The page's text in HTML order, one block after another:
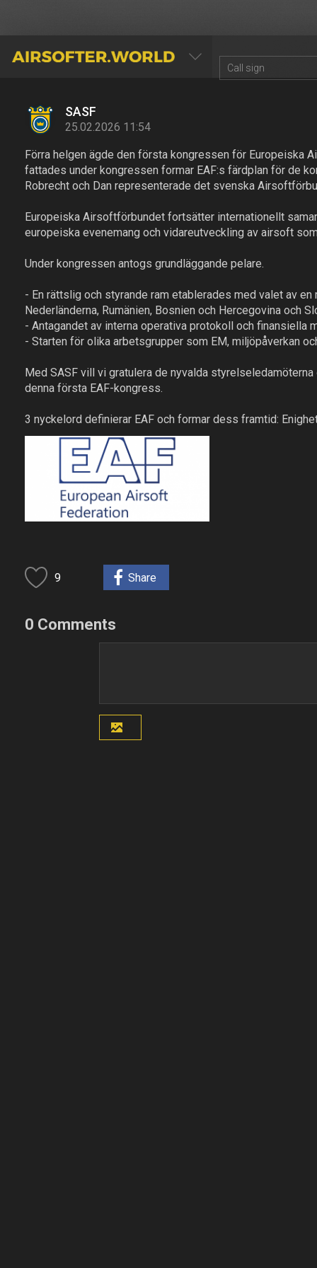
AIRSOFTER.WORLD
SASF
25.02.2026 11:54
Förra helgen ägde den första kongressen för Europeiska
fattades under kongressen formar EAF:s färdplan för de
Robrecht och Dan representerade det svenska
Europeiska Airsoftförbundet fortsätter internationellt
europeiska evenemang och vidareutveckling av airsoft
Under kongressen antogs grundläggande pelare.
- En rättslig och styrande ram etablerades med valet av
Nederländerna, Rumänien, Bosnien och Hercegovina och
- Antagandet av interna operativa protokoll och finansiella
- Starten för olika arbetsgrupper som EM, miljöpåverkan
Med SASF vill vi gratulera de nyvalda
denna första EAF-kongress.
3 nyckelord definierar EAF och formar dess framtid:
9 Share
0 Comments